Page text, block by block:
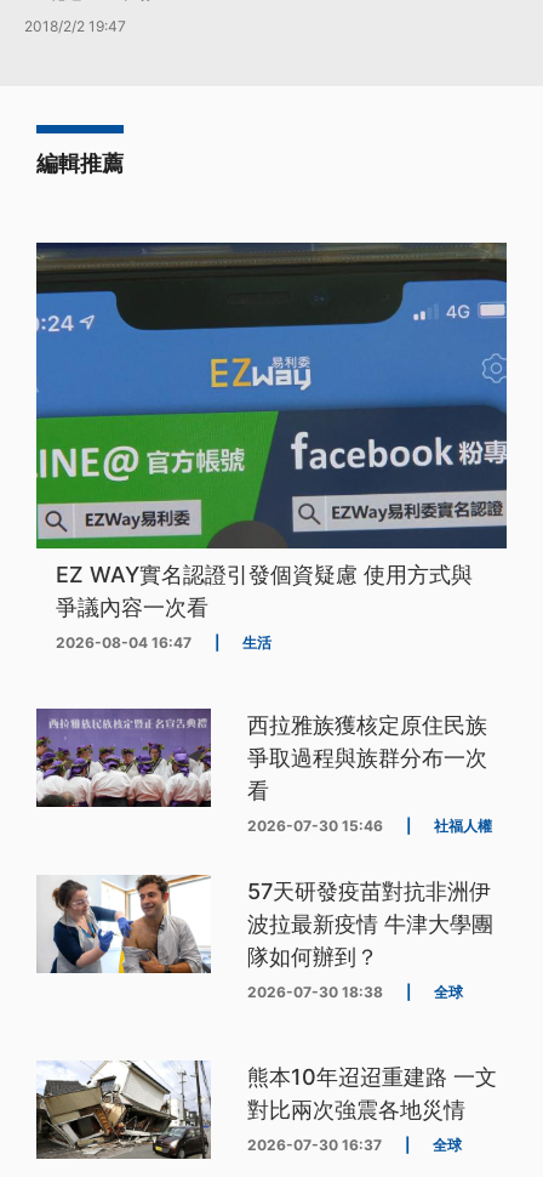
2018/2/2 19:47
編輯推薦
EZ WAY實名認證引發個資疑慮 使用方式與
爭議內容一次看
2026-08-04 16:47 生活
西拉雅族獲核定原住民族
爭取過程與族群分布一次
看
2026-07-30 15:46 社福人權
57天研發疫苗對抗非洲伊
波拉最新疫情 牛津大學團
隊如何辦到？
2026-07-30 18:38 全球
熊本10年迢迢重建路 一文
對比兩次強震各地災情
2026-07-30 16:37 全球